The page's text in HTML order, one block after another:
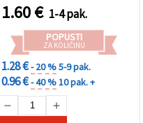
1.60€ 1-4 pak.
POPUSTI
ZA KOLIČINU
1.28 €- 20 %5-9 pak.
0.96 €- 40 %10 pak. +